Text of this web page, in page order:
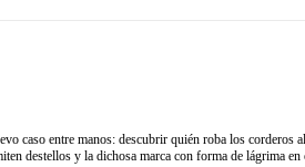
caso entre manos: descubrir quién roba los corderos
destellos y la dichosa marca con forma de lágrima